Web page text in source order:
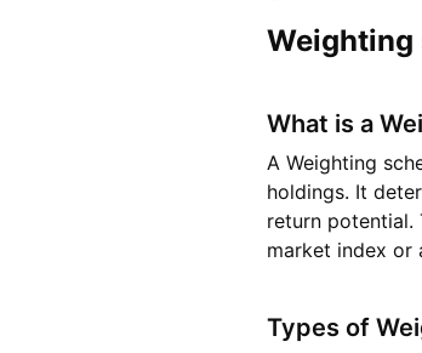
Weighting
What is a
A Weighting
holdings. It
return
market index or
Types of